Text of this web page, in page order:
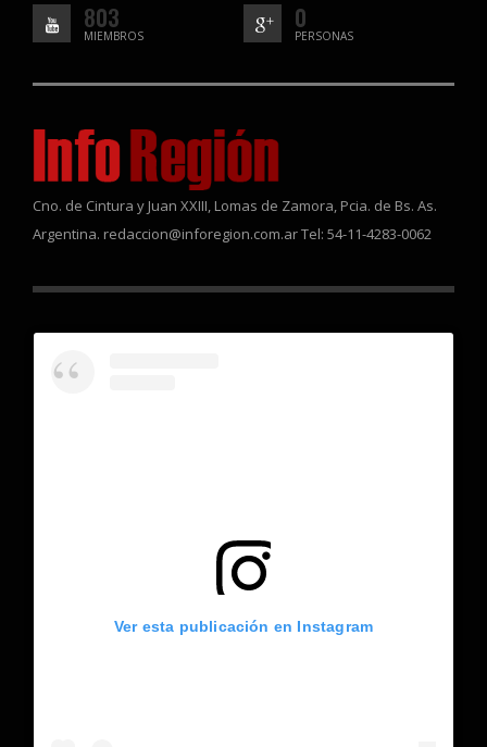
803
MIEMBROS
0
PERSONAS
Cno. de Cintura y Juan XXIII, Lomas de Zamora, Pcia. de Bs. As.
Argentina. redaccion@inforegion.com.ar Tel: 54-11-4283-0062
Ver esta publicación en Instagram